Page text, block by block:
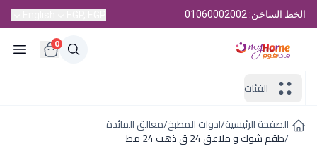
الخط الساخن: 01060002002
0
الفئات
الصفحة الرئيسية/ادوات المطبخ/معالق المائدة
/طقم شوك و ملاعق 24 ق ذهب 24 مط